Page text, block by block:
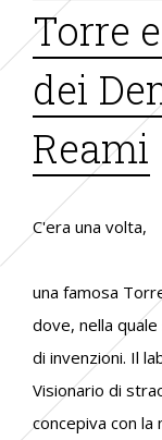
Torre
dei
Reami
C'era una volta,
una famosa
dove, nella
di invenzioni. Il
Visionario di
concepiva con